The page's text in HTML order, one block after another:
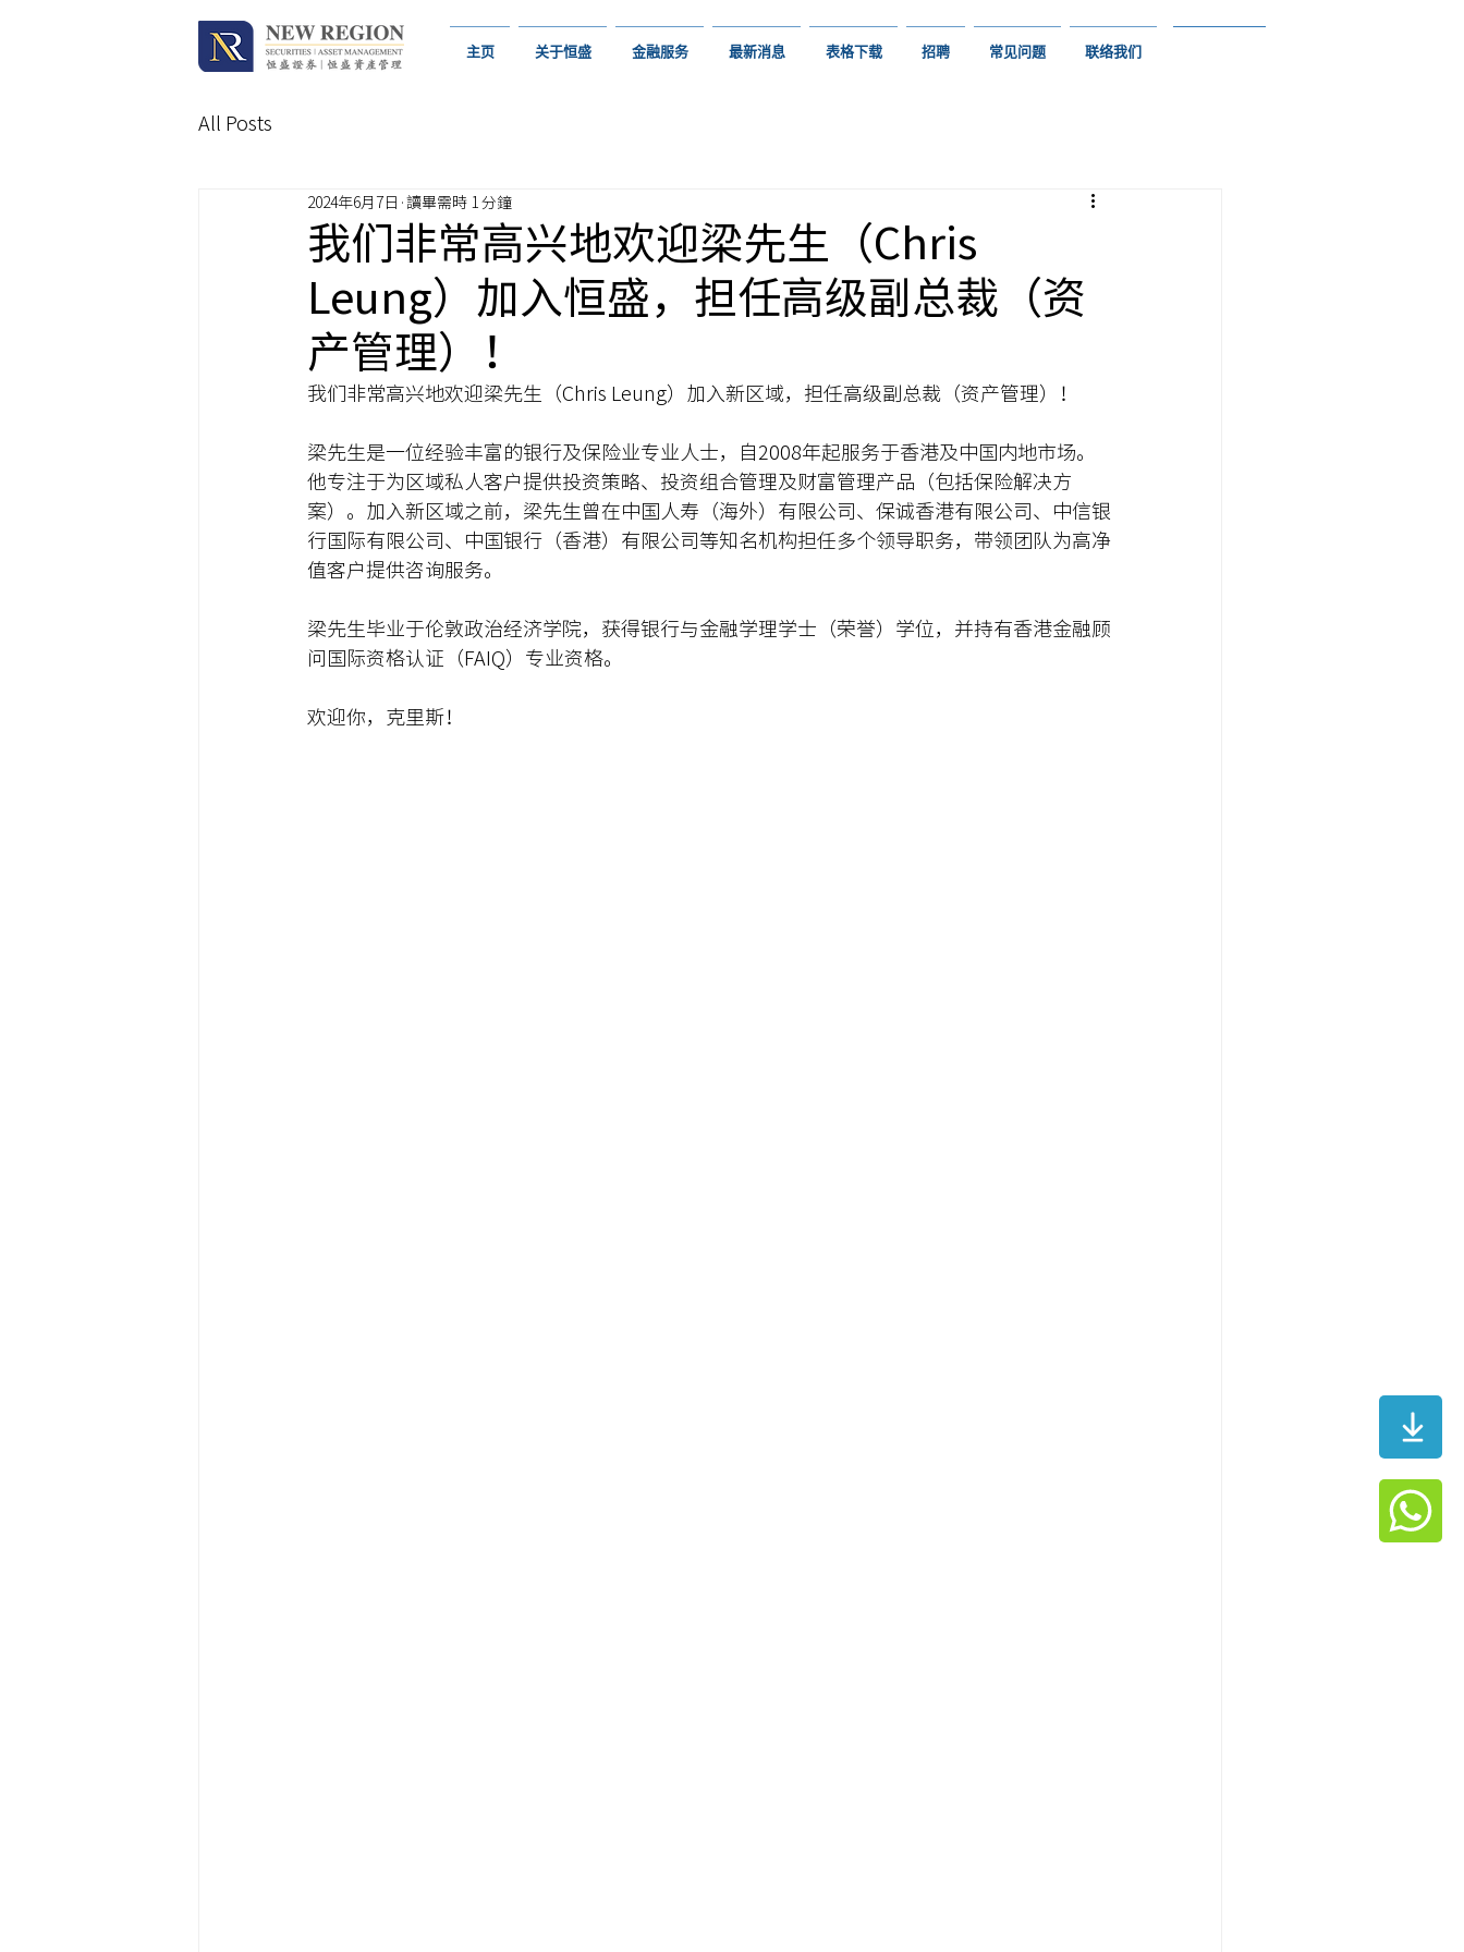
主页 关于恒盛 金融服务 最新消息 表格下载 招聘 常见问题 联络我们
All Posts
我们非常高兴地欢迎梁先生（Chris
Leung）加入恒盛，担任高级副总裁（资
产管理）！
2024年6月7日 讀畢需時 1 分鐘
我们非常高兴地欢迎梁先生（Chris Leung）加入新区域，担任高级副总裁（资产管理）！
梁先生是一位经验丰富的银行及保险业专业人士，自2008年起服务于香港及中国内地市场。
他专注于为区域私人客户提供投资策略、投资组合管理及财富管理产品（包括保险解决方
案）。加入新区域之前，梁先生曾在中国人寿（海外）有限公司、保诚香港有限公司、中信银
行国际有限公司、中国银行（香港）有限公司等知名机构担任多个领导职务，带领团队为高净
值客户提供咨询服务。
梁先生毕业于伦敦政治经济学院，获得银行与金融学理学士（荣誉）学位，并持有香港金融顾
问国际资格认证（FAIQ）专业资格。
欢迎你，克里斯！